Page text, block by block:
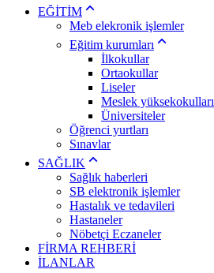
EĞİTİM
Meb elekronik işlemler
Eğitim kurumları
İlkokullar
Ortaokullar
Liseler
Meslek yüksekokulları
Üniversiteler
Öğrenci yurtları
Sınavlar
SAĞLIK
Sağlık haberleri
SB elektronik işlemler
Hastalık ve tedavileri
Hastaneler
Nöbetçi Eczaneler
FİRMA REHBERİ
İLANLAR